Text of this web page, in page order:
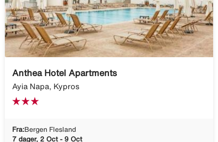
Anthea Hotel Apartments
Ayia Napa, Kypros
Fra:Bergen Flesland
7 dager, 2 Oct - 9 Oct